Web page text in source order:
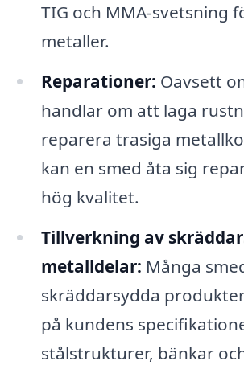
TIG och MMA-svetsning
metaller.
Reparationer: Oavsett
handlar om att laga
reparera trasiga
kan en smed åta sig
hög kvalitet.
Tillverkning av
metalldelar: Många
skräddarsydda
på kundens
stålstrukturer, bänkar